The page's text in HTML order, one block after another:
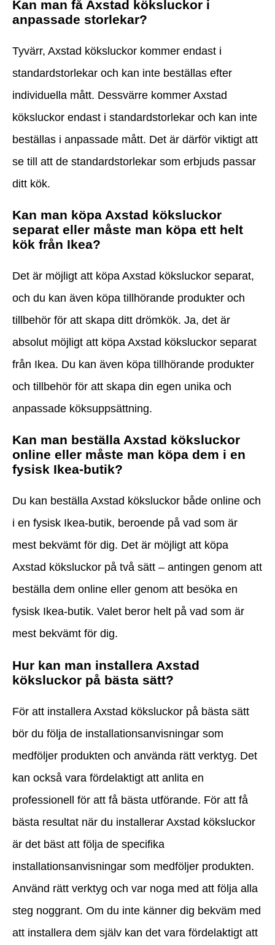
Kan man få Axstad köksluckor i
anpassade storlekar?
Tyvärr, Axstad köksluckor kommer endast i
standardstorlekar och kan inte beställas efter
individuella mått. Dessvärre kommer Axstad
köksluckor endast i standardstorlekar och kan inte
beställas i anpassade mått. Det är därför viktigt att
se till att de standardstorlekar som erbjuds passar
ditt kök.
Kan man köpa Axstad köksluckor
separat eller måste man köpa ett helt
kök från Ikea?
Det är möjligt att köpa Axstad köksluckor separat,
och du kan även köpa tillhörande produkter och
tillbehör för att skapa ditt drömkök. Ja, det är
absolut möjligt att köpa Axstad köksluckor separat
från Ikea. Du kan även köpa tillhörande produkter
och tillbehör för att skapa din egen unika och
anpassade köksuppsättning.
Kan man beställa Axstad köksluckor
online eller måste man köpa dem i en
fysisk Ikea-butik?
Du kan beställa Axstad köksluckor både online och
i en fysisk Ikea-butik, beroende på vad som är
mest bekvämt för dig. Det är möjligt att köpa
Axstad köksluckor på två sätt – antingen genom att
beställa dem online eller genom att besöka en
fysisk Ikea-butik. Valet beror helt på vad som är
mest bekvämt för dig.
Hur kan man installera Axstad
köksluckor på bästa sätt?
För att installera Axstad köksluckor på bästa sätt
bör du följa de installationsanvisningar som
medföljer produkten och använda rätt verktyg. Det
kan också vara fördelaktigt att anlita en
professionell för att få bästa utförande. För att få
bästa resultat när du installerar Axstad köksluckor
är det bäst att följa de specifika
installationsanvisningar som medföljer produkten.
Använd rätt verktyg och var noga med att följa alla
steg noggrant. Om du inte känner dig bekväm med
att installera dem själv kan det vara fördelaktigt att